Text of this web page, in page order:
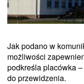
Jak podano w
możliwości
podkreśla placówka
do przewidzenia.